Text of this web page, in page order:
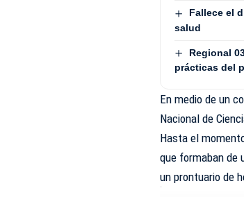
Fallece el
salud
Regional
prácticas del
En medio de un
Nacional de
Hasta el
que formaban de
un prontuario de